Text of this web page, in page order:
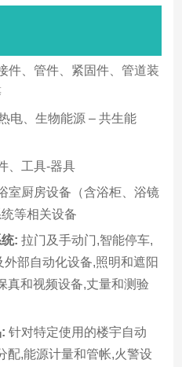
件、管件、紧固件、管道装
电、生物能源 – 共生能
、工具-器具
室厨房设备（含浴柜、浴镜
等相关设备
: 拉门及手动门,智能停车,
部自动化设备,照明和遮阳
真和视频设备,丈量和测验
针对特定使用的楼宇自动
配,能源计量和管帐,火警设